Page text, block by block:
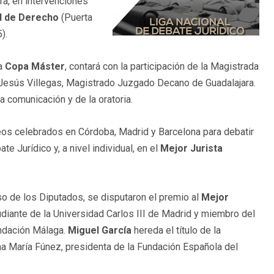
de Derecho (Puerta
Copa Máster, contará con la participación de la Magistrada
Villegas, Magistrado Juzgado Decano de Guadalajara.
y de la oratoria.
celebrados en Córdoba, Madrid y Barcelona para debatir
Jurídico y, a nivel individual, en el
Mejor Jurista
de los Diputados, se disputaron el premio al Mejor
de la Universidad Carlos III de Madrid y miembro del
Málaga. Miguel García hereda el título de la
Fúnez, presidenta de la Fundación Española del